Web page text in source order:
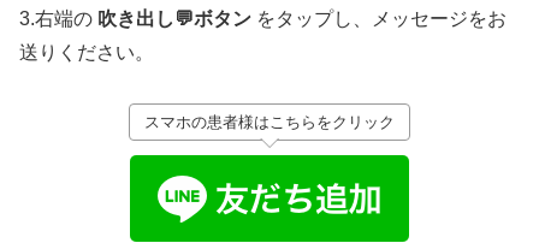
3.右端の 吹き出し💬ボタン をタップし、メッセージをお
送りください。
スマホの患者様はこちらをクリック